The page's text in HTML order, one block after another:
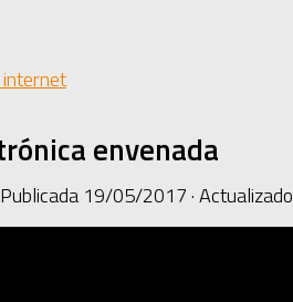
internet
envenada
Publicada 19/05/2017· Actualizado